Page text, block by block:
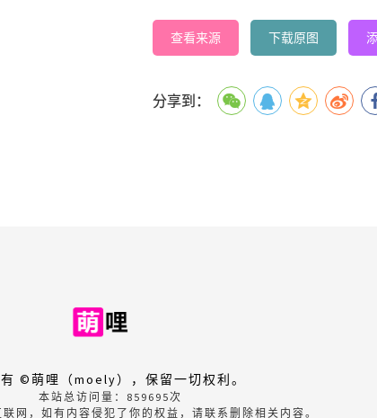
查看来源 下载原图
分享到：
©萌哩（moely），保留一切权利。
本站总访问量： 859695次
网，如有内容侵犯了你的权益，请联系删除相关内容。